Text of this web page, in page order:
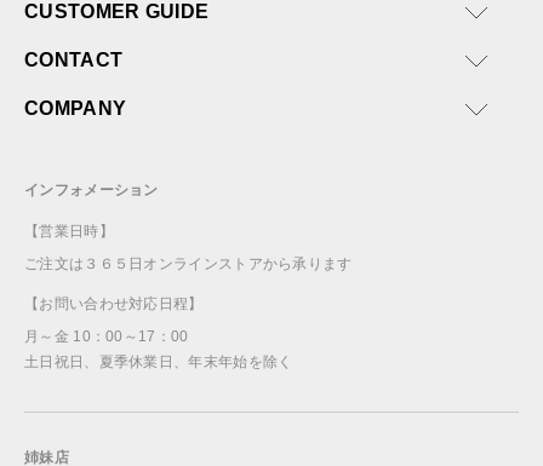
CUSTOMER GUIDE
CONTACT
COMPANY
インフォメーション
【営業日時】
ご注文は３６５日オンラインストアから承ります
【お問い合わせ対応日程】
月～金 10：00～17：00
土日祝日、夏季休業日、年末年始を除く
姉妹店